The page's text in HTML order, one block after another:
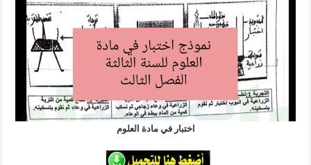
اختبار في مادة العلوم